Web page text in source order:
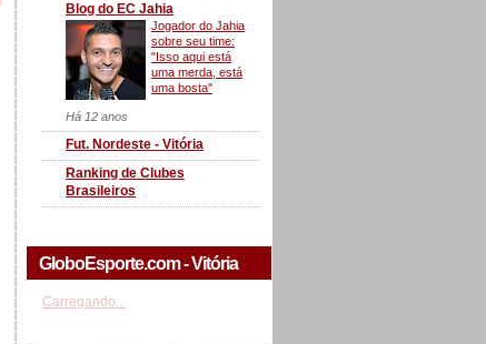
Blog do EC Jahia
Jogador do Jahia
sobre seu time:
"Isso aqui está
uma merda, está
uma bosta"
Há 12 anos
Fut. Nordeste - Vitória
Ranking de Clubes
Brasileiros
GloboEsporte.com - Vitória
Carregando...